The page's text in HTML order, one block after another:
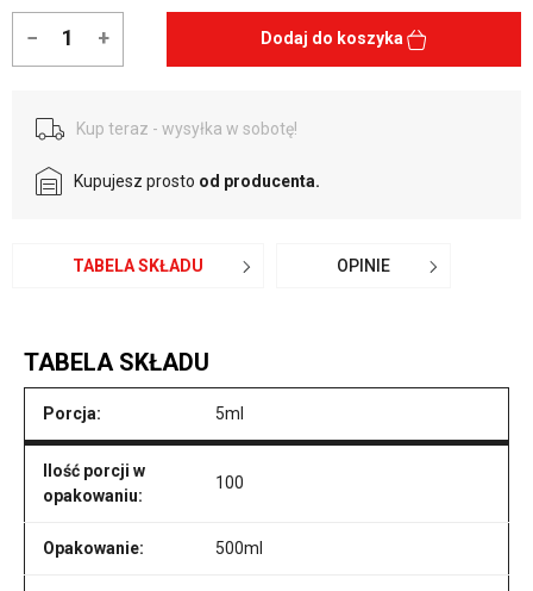
− + Dodaj do koszyka
Kup teraz - wysyłka w sobotę!
Kupujesz prosto od producenta.
TABELA SKŁADU OPINIE
TABELA SKŁADU
Porcja: 5ml
Ilość porcji w
opakowaniu:
100
Opakowanie: 500ml